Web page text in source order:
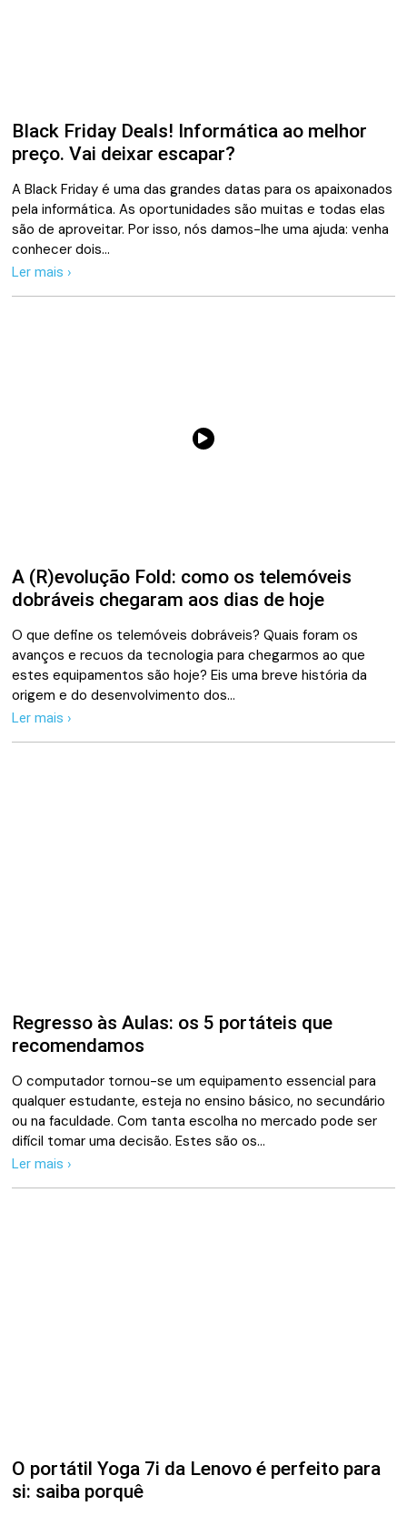
Black Friday Deals! Informática ao melhor
preço. Vai deixar escapar?
A Black Friday é uma das grandes datas para os apaixonados
pela informática. As oportunidades são muitas e todas elas
são de aproveitar. Por isso, nós damos-lhe uma ajuda: venha
conhecer dois…
Ler mais ›
A (R)evolução Fold: como os telemóveis
dobráveis chegaram aos dias de hoje
O que define os telemóveis dobráveis? Quais foram os
avanços e recuos da tecnologia para chegarmos ao que
estes equipamentos são hoje? Eis uma breve história da
origem e do desenvolvimento dos…
Ler mais ›
Regresso às Aulas: os 5 portáteis que
recomendamos
O computador tornou-se um equipamento essencial para
qualquer estudante, esteja no ensino básico, no secundário
ou na faculdade. Com tanta escolha no mercado pode ser
difícil tomar uma decisão. Estes são os…
Ler mais ›
O portátil Yoga 7i da Lenovo é perfeito para
si: saiba porquê